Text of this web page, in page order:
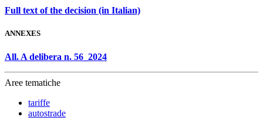
Full text of the decision (in Italian)
ANNEXES
All. A delibera n. 56_2024
Aree tematiche
tariffe
autostrade